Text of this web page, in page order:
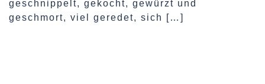
geschnippelt, gekocht, gewürzt und
geschmort, viel geredet, sich […]